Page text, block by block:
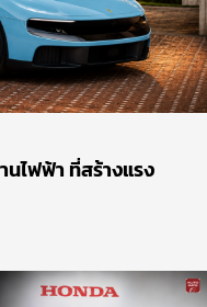
ไฟฟ้า ที่สร้างแรง